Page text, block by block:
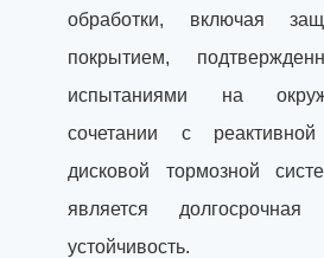
обработки, включая
покрытием,
испытаниями на
сочетании с реактивной
дисковой тормозной
является
устойчивость.